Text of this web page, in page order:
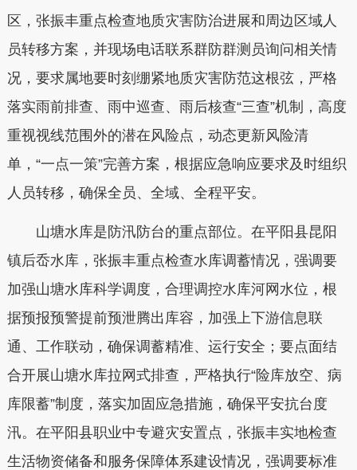
区，张振丰重点检查地质灾害防治进展和周边区域人
员转移方案，并现场电话联系群防群测员询问相关情
况，要求属地要时刻绷紧地质灾害防范这根弦，严格
落实雨前排查、雨中巡查、雨后核查“三查”机制，高度
重视视线范围外的潜在风险点，动态更新风险清
单，“一点一策”完善方案，根据应急响应要求及时组织
人员转移，确保全员、全域、全程平安。
山塘水库是防汛防台的重点部位。在平阳县昆阳
镇后岙水库，张振丰重点检查水库调蓄情况，强调要
加强山塘水库科学调度，合理调控水库河网水位，根
据预报预警提前预泄腾出库容，加强上下游信息联
通、工作联动，确保调蓄精准、运行安全；要点面结
合开展山塘水库拉网式排查，严格执行“险库放空、病
库限蓄”制度，落实加固应急措施，确保平安抗台度
汛。在平阳县职业中专避灾安置点，张振丰实地检查
生活物资储备和服务保障体系建设情况，强调要标准